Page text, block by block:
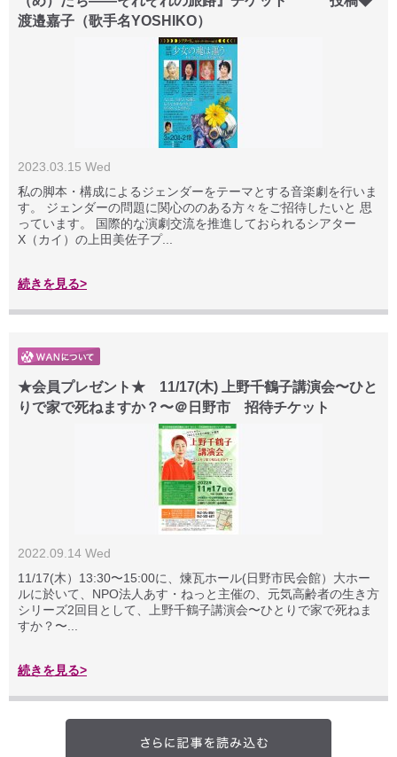
渡邉嘉子（歌手名YOSHIKO）
2023.03.15 Wed
私の脚本・構成によるジェンダーをテーマとする音楽劇を行いま
す。 ジェンダーの問題に関心ののある方々をご招待したいと 思
っています。 国際的な演劇交流を推進しておられるシアター
X（カイ）の上田美佐子プ...
続きを見る>
★会員プレゼント★ 11/17(木) 上野千鶴子講演会〜ひと
りで家で死ねますか？〜＠日野市 招待チケット
2022.09.14 Wed
11/17(木）13:30〜15:00に、煉瓦ホール(日野市民会館）大ホー
ルに於いて、NPO法人あす・ねっと主催の、元気高齢者の生き方
シリーズ2回目として、上野千鶴子講演会〜ひとりで家で死ねま
すか？〜...
続きを見る>